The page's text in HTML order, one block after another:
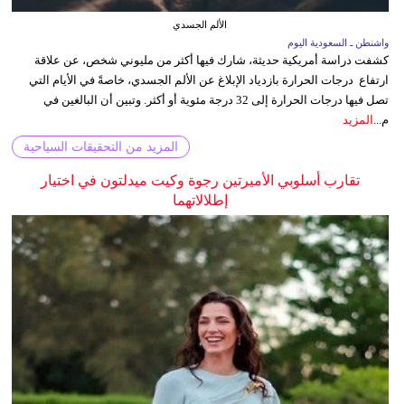
الألم الجسدي
واشنطن ـ السعودية اليوم
كشفت دراسة أمريكية حديثة، شارك فيها أكثر من مليوني شخص، عن علاقة
ارتفاع درجات الحرارة بازدياد الإبلاغ عن الألم الجسدي، خاصةً في الأيام التي
تصل فيها درجات الحرارة إلى 32 درجة مئوية أو أكثر. وتبين أن البالغين في
م... المزيد
المزيد من التحقيقات السياحية
تقارب أسلوبي الأميرتين رجوة وكيت ميدلتون في اختيار
إطلالاتهما